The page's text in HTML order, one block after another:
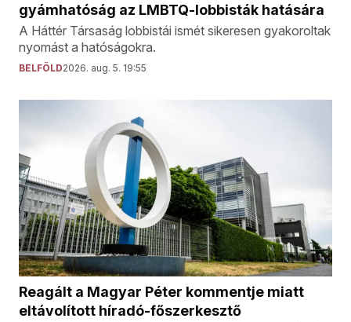
gyámhatóság az LMBTQ-lobbisták hatására
A Háttér Társaság lobbistái ismét sikeresen gyakoroltak
nyomást a hatóságokra.
BELFÖLD2026. aug. 5. 19:55
Reagált a Magyar Péter kommentje miatt
eltávolított híradó-főszerkesztő